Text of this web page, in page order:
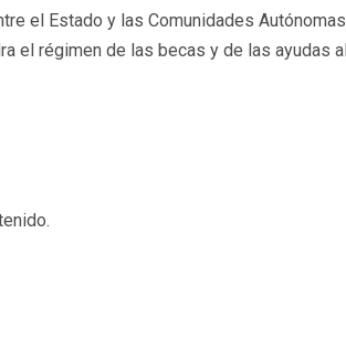
el Estado y las Comunidades Autónomas
el régimen de las becas y de las ayudas al